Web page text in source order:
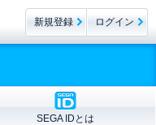
SEGA IDとは
新規登録 ログイン